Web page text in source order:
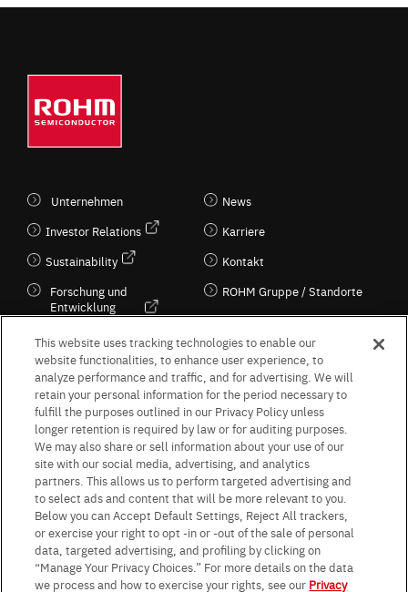
Unternehmen
Investor Relations
Sustainability
Forschung und
Entwicklung
Kultur / Wirtschaft
News
Karriere
Kontakt
ROHM Gruppe / Standorte
Follow Us
Terms & Conditions Purpose of use Privacy Policy
Site Map
AGB (Deutsche Version)
AGB (Englische Version)
Impressum
Standard terms and conditions for sales (PDF)
Statement on UK Modern Slavery Act
ROHM UK Group Tax Strategy
Data Protection Information for Business Partners (Europe) [English]
This website uses tracking technologies to enable our
website functionalities, to enhance user experience, to
analyze performance and traffic, and for advertising. We will
retain your personal information for the period necessary to
fulfill the purposes outlined in our Privacy Policy unless
longer retention is required by law or for auditing purposes.
We may also share or sell information about your use of our
site with our social media, advertising, and analytics
partners. This allows us to perform targeted advertising and
to select ads and content that will be more relevant to you.
Below you can Accept Default Settings, Reject All trackers,
or exercise your right to opt -in or -out of the sale of personal
data, targeted advertising, and profiling by clicking on
“Manage Your Privacy Choices.” For more details on the data
we process and how to exercise your rights, see our Privacy